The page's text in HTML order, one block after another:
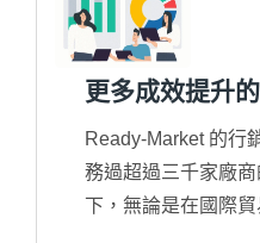
更多成效提升
Ready-Market 的行
務過超過三千家廠
下，無論是在國際